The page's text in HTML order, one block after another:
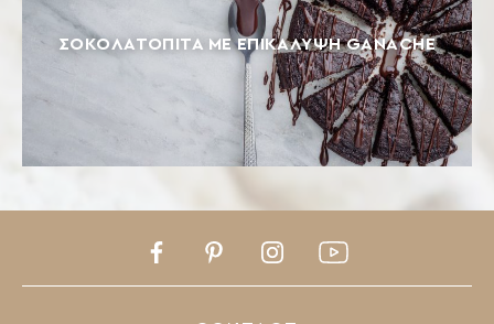
ΣΟΚΟΛΑΤΌΠΙΤΑ ΜΕ ΕΠΙΚΆΛΥΨΗ GANACHE
FacebookPinterestInstagramYoutube